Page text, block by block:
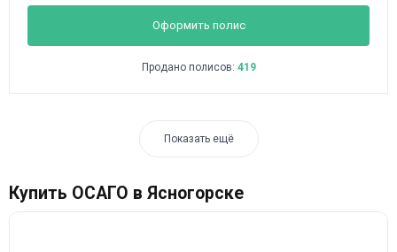
Оформить полис
Продано полисов: 419
Показать ещё
Купить ОСАГО в Ясногорске